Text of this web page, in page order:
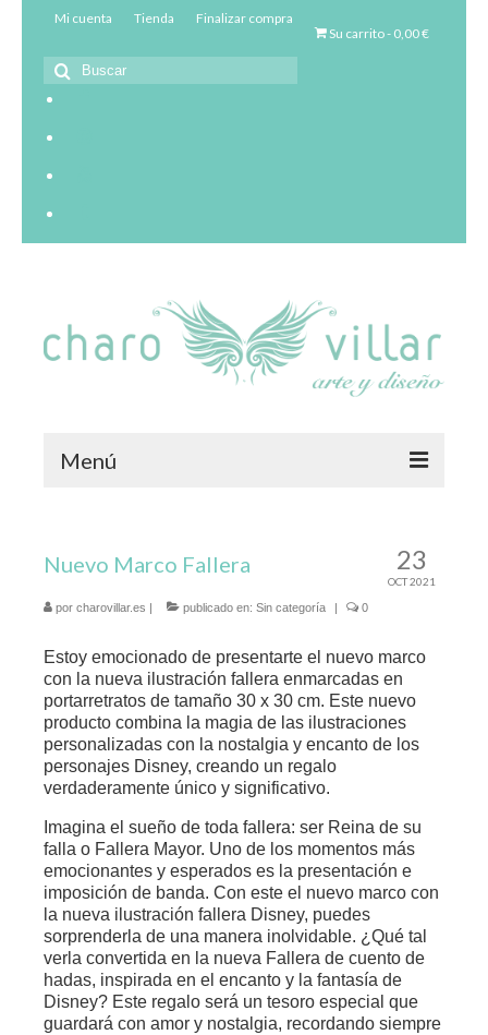
Mi cuenta Tienda
Finalizar compra
Su carrito- 0,00€
Buscar
por:
Menú
Arte & Diseño
Arte para decorar
Ilustraciones
Diseño y Publicidad
Spizzico
Fallas
Desayunos
Regalos Comunión
Regalos Personalizados
Contacto
Blog
23
OCT 2021
Nuevo Marco Fallera
por charovillar.es publicado en: Sin categoría 0
Estoy emocionado de presentarte el nuevo marco
con la nueva ilustración fallera enmarcadas en
portarretratos de tamaño 30 x 30 cm. Este nuevo
producto combina la magia de las ilustraciones
personalizadas con la nostalgia y encanto de los
personajes Disney, creando un regalo
verdaderamente único y significativo.
Imagina el sueño de toda fallera: ser Reina de su
falla o Fallera Mayor. Uno de los momentos más
emocionantes y esperados es la presentación e
imposición de banda. Con este el nuevo marco con
la nueva ilustración fallera Disney, puedes
sorprenderla de una manera inolvidable. ¿Qué tal
verla convertida en la nueva Fallera de cuento de
hadas, inspirada en el encanto y la fantasía de
Disney? Este regalo será un tesoro especial que
guardará con amor y nostalgia, recordando siempre